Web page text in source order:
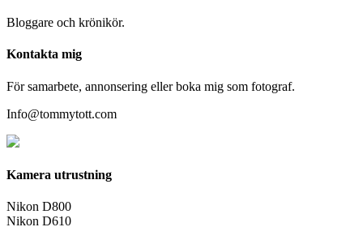
Bloggare och krönikör.
Kontakta mig
För samarbete, annonsering eller boka mig som fotograf.
Info@tommytott.com
Kamera utrustning
Nikon D800
Nikon D610